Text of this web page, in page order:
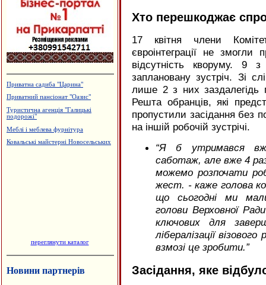
Приватна садиба "Царина"
Приватний пансіонат "Оазис"
Туристична агенція "Галицькі
подорожі"
Меблі і меблева фурнітура
Ковальські майстерні Новосельських
переглянути каталог
Новини партнерів
Хто перешкоджає
17 квітня члени
євроінтеграції не змогли
відсутність кворуму. 9
заплановану зустріч. Зі
лише 2 з них заздалегідь
Решта обранців, які
пропустили засідання без
на іншій робочій зустрічі.
“Я б утримався
саботаж, але вже 4
можемо розпочати
жест. - каже голова
що сьогодні ми
голови Верховної
ключових для
лібералізації
взмозі це зробити.”
Засідання, яке